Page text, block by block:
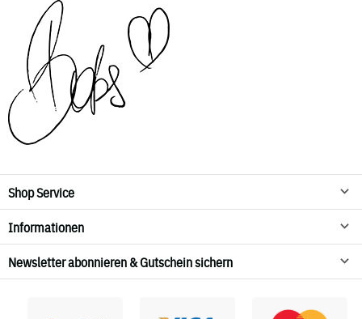
Shop Service
Informationen
Newsletter abonnieren & Gutschein sichern